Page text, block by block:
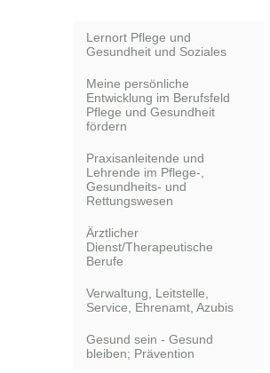
Lernort Pflege und
Gesundheit und Soziales
Meine persönliche
Entwicklung im Berufsfeld
Pflege und Gesundheit
fördern
Praxisanleitende und
Lehrende im Pflege-,
Gesundheits- und
Rettungswesen
Ärztlicher
Dienst/Therapeutische
Berufe
Verwaltung, Leitstelle,
Service, Ehrenamt, Azubis
Gesund sein - Gesund
bleiben; Prävention